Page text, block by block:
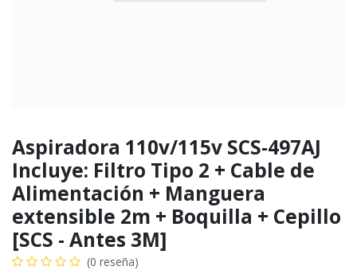
Aspiradora 110v/115v SCS-497AJ
Incluye: Filtro Tipo 2 + Cable de
Alimentación + Manguera
extensible 2m + Boquilla + Cepillo
[SCS - Antes 3M]
(0 reseña)